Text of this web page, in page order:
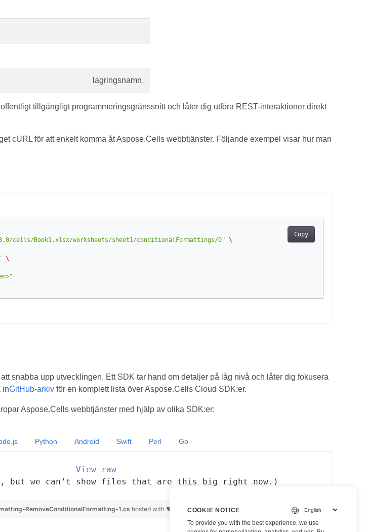
lagringsnamn.
tillgängligt programmeringsgränssnitt och låter dig utföra REST-interaktioner direkt
cURL för att enkelt komma åt Aspose.Cells webbtjänster. Följande exempel visar hur man
Copy
cells/Book1.xlsx/worksheets/sheet1/conditionalFormattings/0" \
\
snabba upp utvecklingen. Ett SDK tar hand om detaljer på låg nivå och låter dig fokusera
inGitHub-arkivför en komplett lista över Aspose.Cells Cloud SDK:er.
Aspose.Cells webbtjänster med hjälp av olika SDK:er:
View raw
but we can’t show files that are this big right now.)
view raw
RemoveConditionalFormatting-1.cs hosted with ❤ by GitHub
Python Android Swift Perl Go
COOKIE NOTICE
To provide you with the best experience, we use